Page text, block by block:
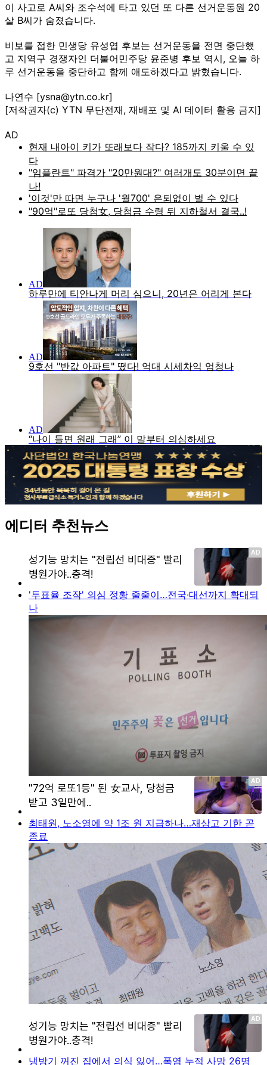
이 사고로 A씨와 조수석에 타고 있던 또 다른 선거운동원 20
살 B씨가 숨졌습니다.
비보를 접한 민생당 유성엽 후보는 선거운동을 전면 중단했
고 지역구 경쟁자인 더불어민주당 윤준병 후보 역시, 오늘 하
루 선거운동을 중단하고 함께 애도하겠다고 밝혔습니다.
나연수 [ysna@ytn.co.kr]
[저작권자(c) YTN 무단전재, 재배포 및 AI 데이터 활용 금지]
AD
에디터 추천뉴스
'투표율 조작' 의심 정황 줄줄이…전국·대선까지 확대되
나
최태원, 노소영에 약 1조 원 지급하나…재상고 기한 곧
종료
냉방기 꺼진 집에서 의식 잃어…폭염 누적 사망 26명